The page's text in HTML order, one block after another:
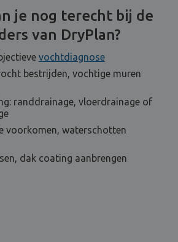
je nog terecht bij de
van DryPlan?
vochtdiagnose
bestrijden, vochtige muren
randdrainage, vloerdrainage of
voorkomen, waterschotten
dak coating aanbrengen